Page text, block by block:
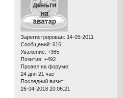
Зарегистрирован: 14-05-2011
Сообщений: 616
Уважение: +365
Позитив: +492
Провел на форуме:
24 дня 21 час
Последний визит:
26-04-2018 20:06:21